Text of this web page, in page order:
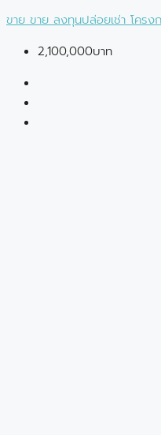
ขาย ขาย ลงทุนปล่อยเช่า โครง
2,100,000บาท